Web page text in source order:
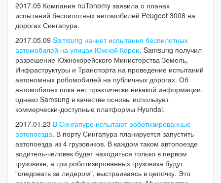
2017.05 Компания nuTonomy заявила о планах
испытаний беспилотных автомобилей Peugeot 3008 на
дорогах Сингапура.
2017.05.09 Samsung начнет испытания беспилотных
автомобилей на улицах Южной Кореи. Samsung получил
разрешение Южнокорейского Министерства Земель,
Инфраструктуры и Транспорта на проведение испытаний
автономных робомобилей на публичных дорогах. Об
автомобилях пока нет практически никакой информации,
однако Samsung в качестве основы использует
коммерчески-доступные платформы Hyundai.
2017.01.23 В Сингапуре испытают роботизированные
автопоезда. В порту Сингапура планируется запустить
автопоезда из 4 грузовиков. В каждом таком автопоезде
водитель-человек будет находиться только в первом
грузовике, а три роботизированных грузовика будут
"следовать за лидером", выстраиваясь в цепочку. Это